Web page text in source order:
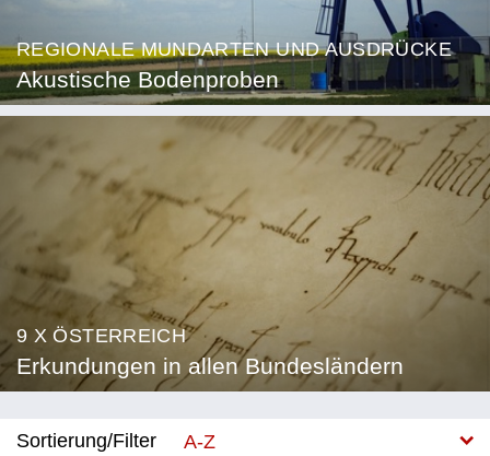
REGIONALE MUNDARTEN UND AUSDRÜCKE
Akustische Bodenproben
9 X ÖSTERREICH
Erkundungen in allen Bundesländern
Sortierung/Filter
A-Z